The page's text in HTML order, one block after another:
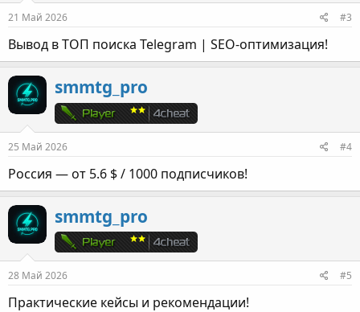
21 Май 2026 #3
Вывод в ТОП поиска Telegram | SEO-оптимизация!
smmtg_pro
25 Май 2026 #4
Россия — от 5.6 $ / 1000 подписчиков!
smmtg_pro
28 Май 2026 #5
Практические кейсы и рекомендации!